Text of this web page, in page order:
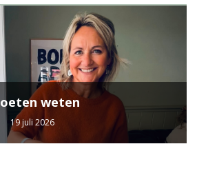
weten
19 juli 2026